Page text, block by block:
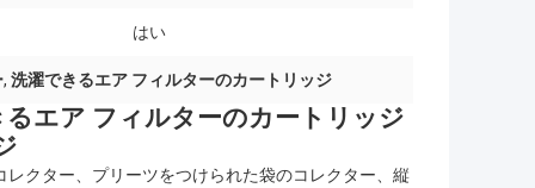
はい
, 洗濯できるエア フィルターのカートリッジ
エア フィルターのカートリッジ
クター、プリーツをつけられた袋のコレクター、縦